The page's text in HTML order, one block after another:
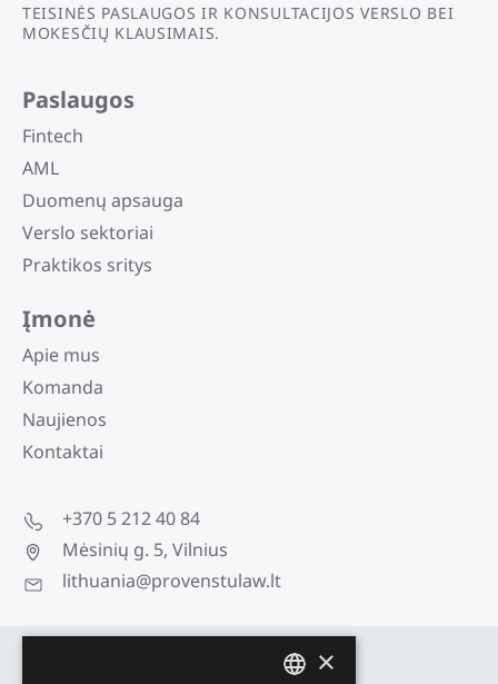
TEISINĖS PASLAUGOS IR KONSULTACIJOS VERSLO BEI
MOKESČIŲ KLAUSIMAIS.
Paslaugos
Fintech
AML
Duomenų apsauga
Verslo sektoriai
Praktikos sritys
Įmonė
Apie mus
Komanda
Naujienos
Kontaktai
+370 5 212 40 84
Mėsinių g. 5, Vilnius
lithuania@provenstulaw.lt
×